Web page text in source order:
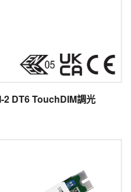
2 DT6 TouchDIM調光